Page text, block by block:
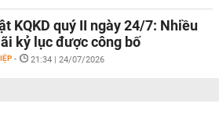
KQKD quý II ngày 24/7: Nhiều
kỷ lục được công bố
- 21:34 | 24/07/2026